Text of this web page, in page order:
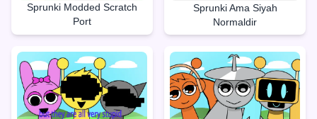
Sprunki Modded Scratch
Port
Sprunki Ama Siyah
Normaldir